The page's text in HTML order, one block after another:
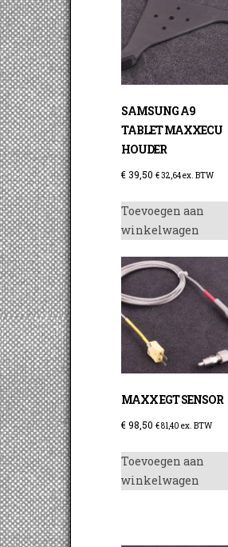
SAMSUNG A9
TABLET MAXXECU
HOUDER
€ 39,50 €32,64ex. BTW
Toevoegen aan
winkelwagen
MAXX EGT SENSOR
€98,50 €81,40 ex. BTW
Toevoegen aan
winkelwagen